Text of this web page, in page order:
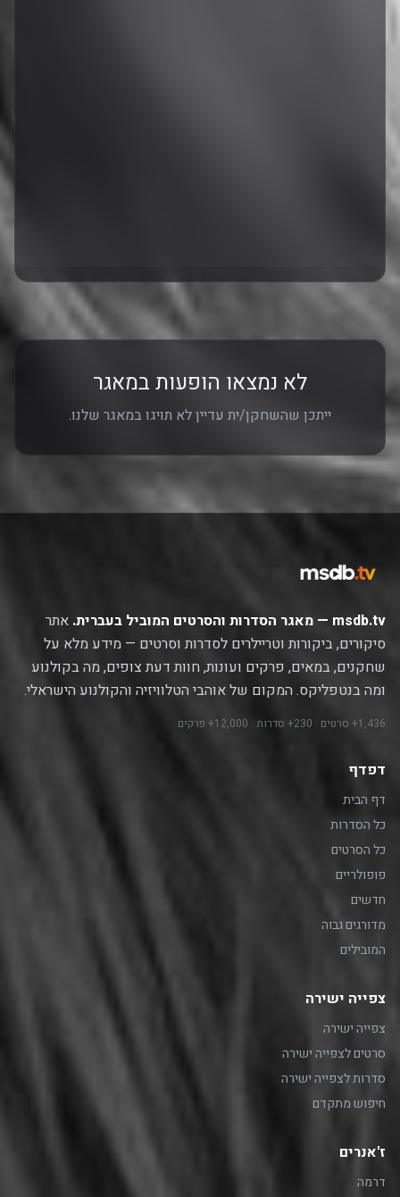
לא נמצאו הופעות במאגר
ייתכן שהשחקן/ית עדיין לא תויגו במאגר שלנו.
msdb.tv — מאגר הסדרות והסרטים המוביל בעברית.
אתר
סיקורים, ביקורות וטריילרים לסדרות וסרטים — מידע מלא על
שחקנים, במאים, פרקים ועונות, חוות דעת צופים, מה בקולנוע
ומה בנטפליקס. המקום של אוהבי הטלוויזיה והקולנוע הישראלי.
1,436+ סרטים · 230+ סדרות · 12,000+ פרקים
דפדף
דף הבית
כל הסדרות
כל הסרטים
פופולריים
חדשים
מדורגים גבוה
המובילים
צפייה ישירה
צפייה ישירה
סרטים לצפייה ישירה
סדרות לצפייה ישירה
חיפוש מתקדם
ז'אנרים
דרמה